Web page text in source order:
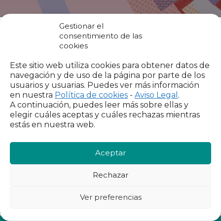
Gestionar el
consentimiento de las
cookies
Este sitio web utiliza cookies para obtener datos de
navegación y de uso de la página por parte de los
usuarios y usuarias. Puedes ver más información
en nuestra Política de cookies - Aviso Legal .
A continuación, puedes leer más sobre ellas y
elegir cuáles aceptas y cuáles rechazas mientras
estás en nuestra web.
Aceptar
Rechazar
Ver preferencias
VER MÁS
Descubre un poco más